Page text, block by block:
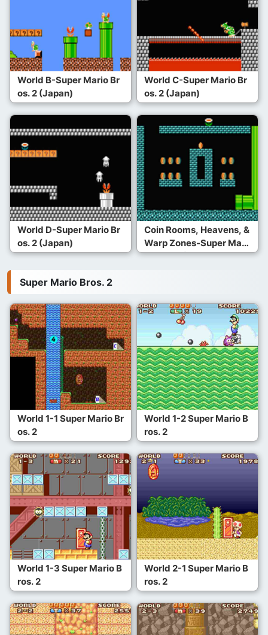
World B-Super Mario Br
os. 2 (Japan)
World C-Super Mario Br
os. 2 (Japan)
World D-Super Mario Br
os. 2 (Japan)
Coin Rooms, Heavens, &
Warp Zones-Super Mari
o Bros. 2 (Japan)
Super Mario Bros. 2
World 1-1 Super Mario Br
os. 2
World 1-2 Super Mario B
ros. 2
World 1-3 Super Mario B
ros. 2
World 2-1 Super Mario B
ros. 2